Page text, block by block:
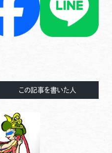
この記事を書いた人